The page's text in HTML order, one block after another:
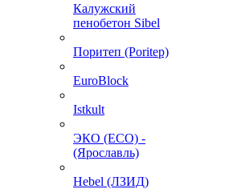
Калужский
пенобетон Sibel
Поритеп (Poritep)
EuroBlock
Istkult
ЭКО (ECO) -
(Ярославль)
Hebel (ЛЗИД)